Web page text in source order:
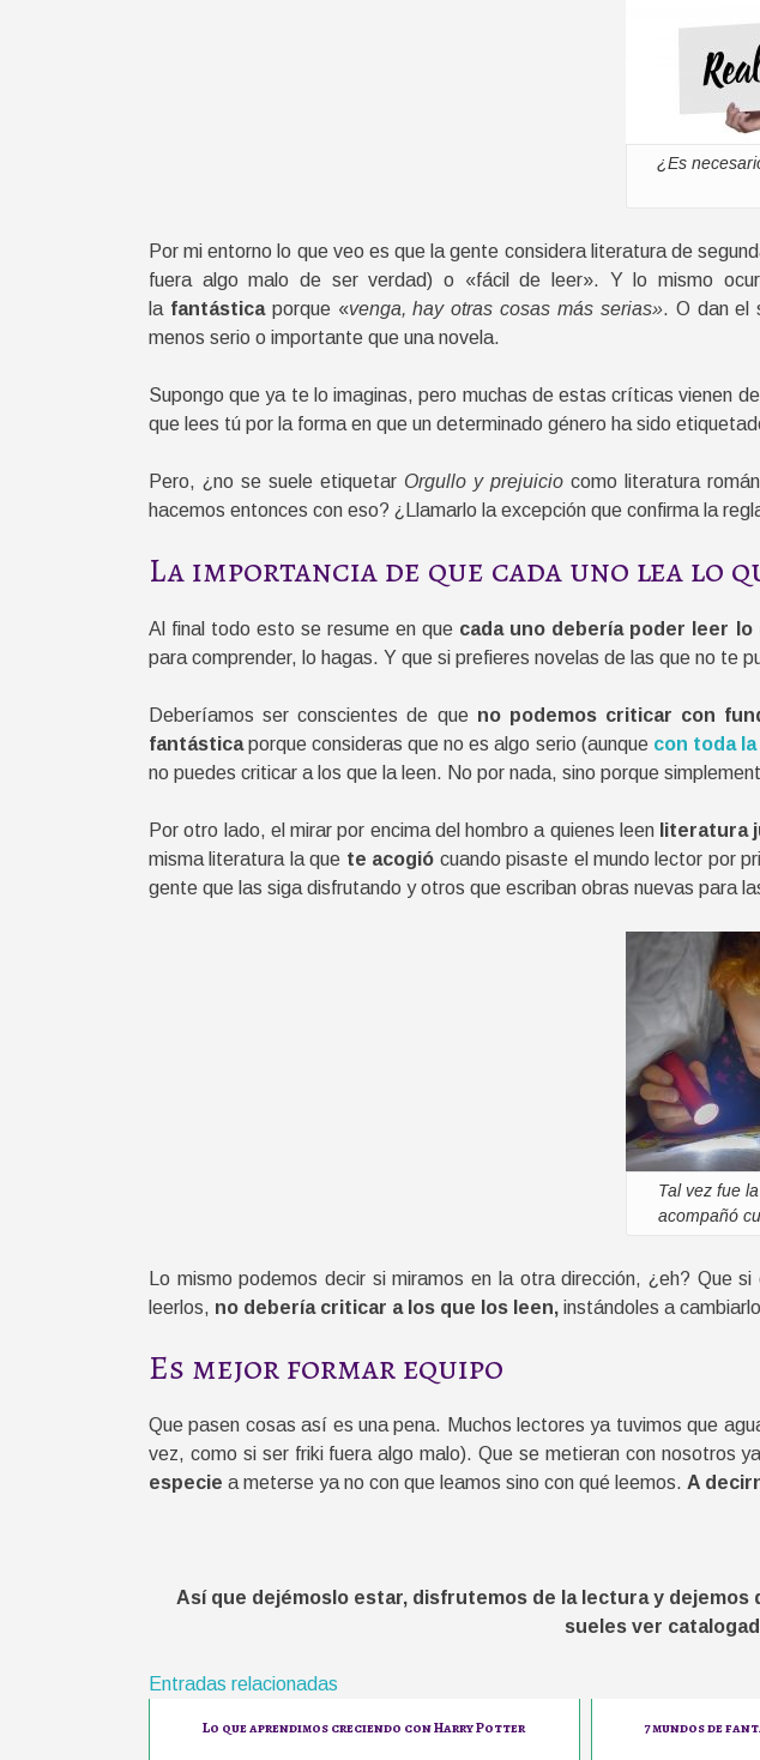
¿Es
Por mi entorno lo que veo es que la gente considera literatura de
fuera algo malo de ser verdad) o «fácil de leer». Y lo mismo
la fantástica porque «venga, hay otras cosas más serias». O dan el
menos serio o importante que una novela.
Supongo que ya te lo imaginas, pero muchas de estas críticas vienen
que lees tú por la forma en que un determinado género ha sido
Pero, ¿no se suele etiquetar Orgullo y prejuicio como literatura
hacemos entonces con eso? ¿Llamarlo la excepción que confirma la
La importancia de que cada uno lea lo
Al final todo esto se resume en que cada uno debería poder leer lo
para comprender, lo hagas. Y que si prefieres novelas de las que no te
Deberíamos ser conscientes de que no podemos criticar con
fantásticaporque consideras que no es algo serio (aunque con toda
no puedes criticar a los que la leen. No por nada, sino porque
Por otro lado, el mirar por encima del hombro a quienes leen literatura
misma literatura la que te acogió cuando pisaste el mundo lector por
gente que las siga disfrutando y otros que escriban obras nuevas para
Tal vez fue
acompañó
Lo mismo podemos decir si miramos en la otra dirección, ¿eh? Que
leerlos, no debería criticar a los que los leen, instándoles a
Es mejor formar equipo
Que pasen cosas así es una pena. Muchos lectores ya tuvimos que
vez, como si ser friki fuera algo malo). Que se metieran con nosotros
especie a meterse ya no con que leamos sino con qué leemos. A
Así que dejémoslo estar, disfrutemos de la lectura y
sueles ver
Entradas relacionadas
Lo que aprendimos creciendo con Harry Potter 7 mundos de